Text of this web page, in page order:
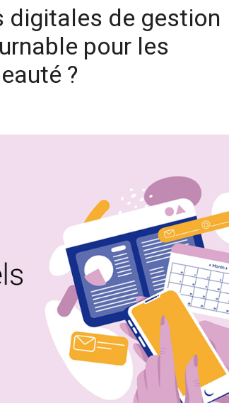
digitales de gestion
pour les
?